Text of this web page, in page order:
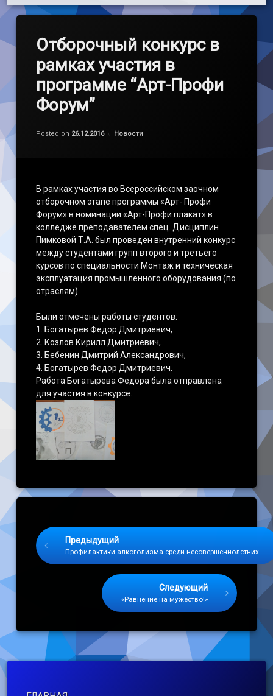
Отборочный конкурс в
рамках участия в
программе “Арт-Профи
Форум”
Posted on 26.12.2016
Обновлено на
by
Категории:
Новости
В рамках участия во Всероссийском заочном
отборочном этапе программы «Арт- Профи
Форум» в номинации «Арт-Профи плакат» в
колледже преподавателем спец. Дисциплин
Пимковой Т.А. был проведен внутренний конкурс
между студентами групп второго и третьего
курсов по специальности Монтаж и техническая
эксплуатация промышленного оборудования (по
отраслям).
Были отмечены работы студентов:
1. Богатырев Федор Дмитриевич,
2. Козлов Кирилл Дмитриевич,
3. Бебенин Дмитрий Александрович,
4. Богатырев Федор Дмитриевич.
Работа Богатырева Федора была отправлена
для участия в конкурсе.
Предыдущий
Профилактики алкоголизма среди несовершеннолетних
Следующий
«Равнение на мужество!»